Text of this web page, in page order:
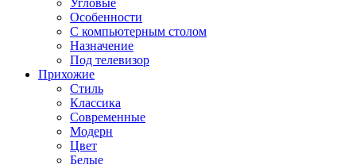
Угловые
Особенности
С компьютерным столом
Назначение
Под телевизор
Прихожие
Стиль
Классика
Современные
Модерн
Цвет
Белые